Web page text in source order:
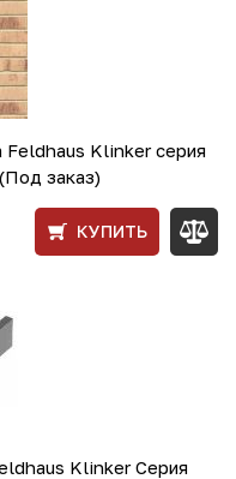
Feldhaus Klinker серия
заказ)
КУПИТЬ
Klinker Серия